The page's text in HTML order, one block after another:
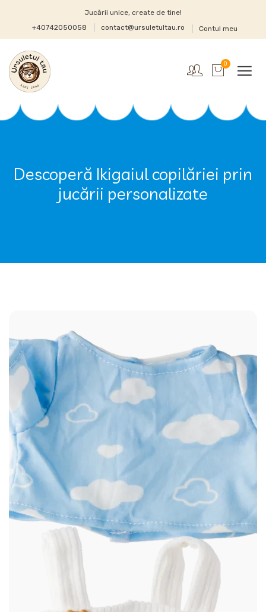
Jucării unice, create de tine!
+40742050058
contact@ursuletultau.ro Contul meu
0
Descoperă Ikigaiul copilăriei prin
jucării personalizate